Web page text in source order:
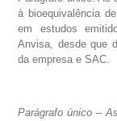
à bioequivalência
em estudos
Anvisa, desde que
da empresa e SAC.
Parágrafo único –